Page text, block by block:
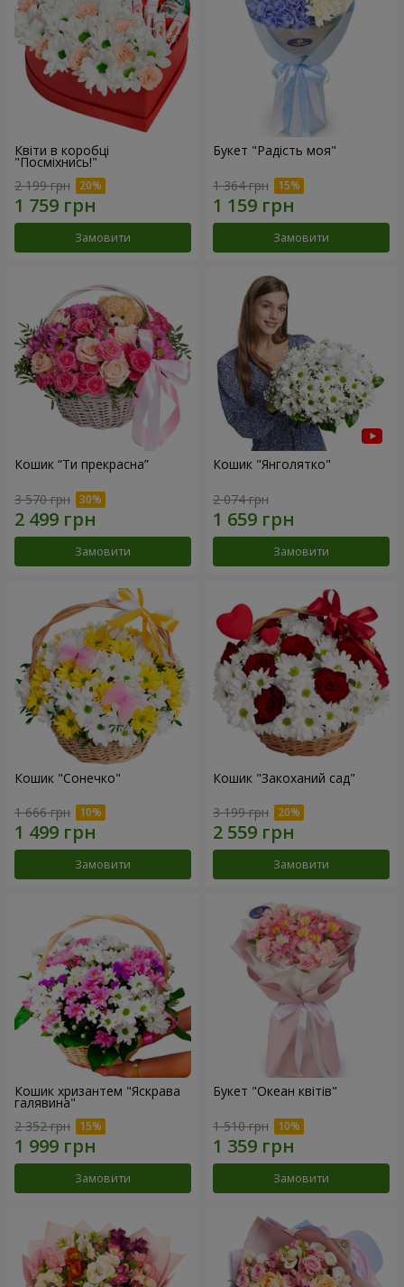
Квіти в коробці
"Посміхнись!"
2 199 грн
Замовити
Букет "Радість моя"
1 364 грн
Замовити
Кошик “Ти прекрасна”
3 570 грн
Замовити
Кошик "Янголятко"
2 074 грн
Замовити
Кошик "Сонечко"
1 666 грн
Замовити
Кошик "Закоханий сад"
3 199 грн
Замовити
Кошик хризантем "Яскрава
галявина"
2 352 грн
Замовити
Букет "Океан квітів"
1 510 грн
Замовити